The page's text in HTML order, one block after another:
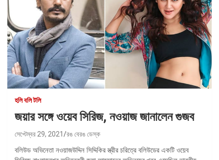
হলি বলি টলি
জয়ার সঙ্গে ওয়েব সিরিজ, নওয়াজ জানালেন গুজব
সেপ্টেম্বর 29, 2021 রঙ বেরঙ ডেস্ক
বলিউড অভিনেতা নওয়াজউদ্দিন সিদ্দিকির স্ত্রীর চরিত্রে বলিউডের একটি ওয়েব